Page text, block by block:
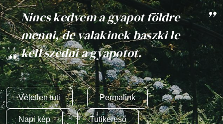
Nincs kedvem a gyapot földre
menni, de valakinek baszki le
kell szedni a gyapotot.
Véletlen tuti Permalink
Napi kép Tutikereső